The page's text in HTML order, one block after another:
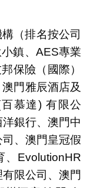
（排名按公司
鎮、AES專業
保險（國際）
門雅辰酒店及
慕達) 有限公
銀行、澳門中
、澳門皇冠假
、EvolutionHR
限公司、澳門